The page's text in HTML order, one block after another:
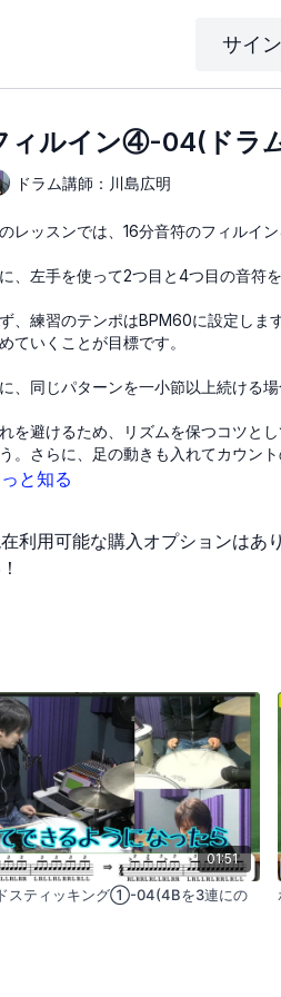
サイ
ィルイン④-04(ドラ
ドラム講師：川島広明
レッスンでは、16分音符のフィルイ
、左手を使って2つ目と4つ目の音符
、練習のテンポはBPM60に設定しま
ていくことが目標です。
、同じパターンを一小節以上続ける
を避けるため、リズムを保つコツと
。さらに、足の動きも入れてカウント
と知る
利用可能な購入オプションはあ
01:51
スティッキング①-04(4Bを3連にの